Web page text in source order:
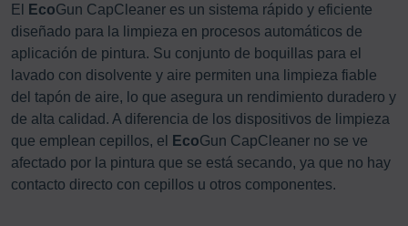
El EcoGun CapCleaner es un sistema rápido y eficiente
diseñado para la limpieza en procesos automáticos de
aplicación de pintura. Su conjunto de boquillas para el
lavado con disolvente y aire permiten una limpieza fiable
del tapón de aire, lo que asegura un rendimiento duradero y
de alta calidad. A diferencia de los dispositivos de limpieza
que emplean cepillos, el
EcoGun CapCleaner no se ve
afectado por la pintura que se está secando, ya que no hay
contacto directo con cepillos u otros componentes.